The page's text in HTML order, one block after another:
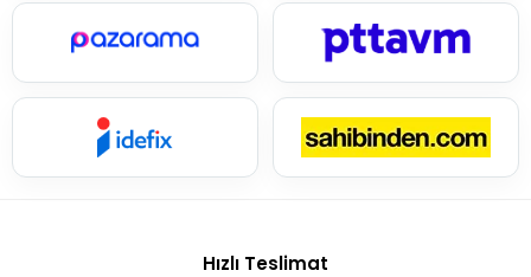
Hızlı Teslimat